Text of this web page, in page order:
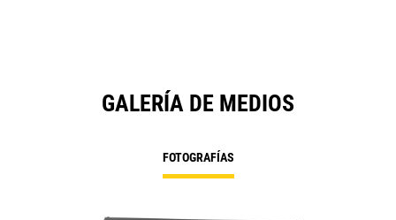
GALERÍA DE MEDIOS
FOTOGRAFÍAS